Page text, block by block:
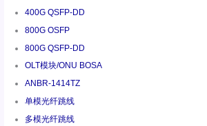
400G QSFP-DD
800G OSFP
800G QSFP-DD
OLT模块/ONU BOSA
ANBR-1414TZ
单模光纤跳线
多模光纤跳线